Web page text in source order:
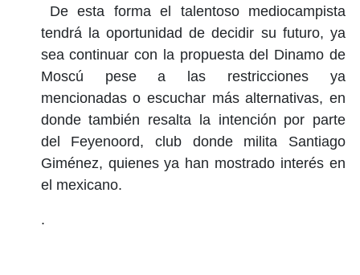
De esta forma el talentoso mediocampista
tendrá la oportunidad de decidir su futuro, ya
sea continuar con la propuesta del Dinamo de
Moscú pese a las restricciones ya
mencionadas o escuchar más alternativas, en
donde también resalta la intención por parte
del Feyenoord, club donde milita Santiago
Giménez, quienes ya han mostrado interés en
el mexicano.
.